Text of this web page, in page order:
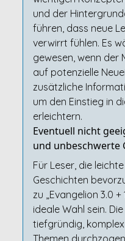
und der
führen, dass neue
verwirrt fühlen. Es
gewesen, wenn der
auf potenzielle
zusätzliche
um den Einstieg in
erleichtern.
Eventuell nicht
und unbeschwerte
Für Leser, die
Geschichten
zu „Evangelion 3.0
ideale Wahl sein.
tiefgründig,
Themen